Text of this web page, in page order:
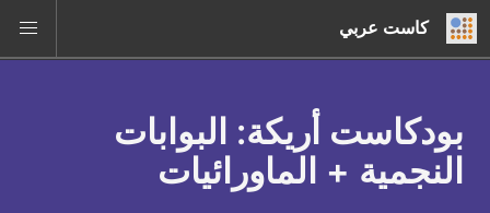
كاست عربي
بودكاست أريكة: البوابات
النجمية + الماورائيات